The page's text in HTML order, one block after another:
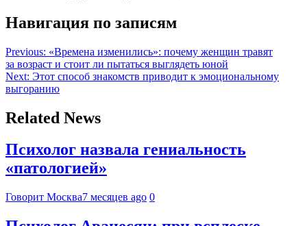
Навигация по записям
Previous: «Времена изменились»: почему женщин травят
за возраст и стоит ли пытаться выглядеть юной
Next: Этот способ знакомств приводит к эмоциональному
выгоранию
Related News
Психолог назвала гениальность
«патологией»
Говорит Москва7 месяцев ago 0